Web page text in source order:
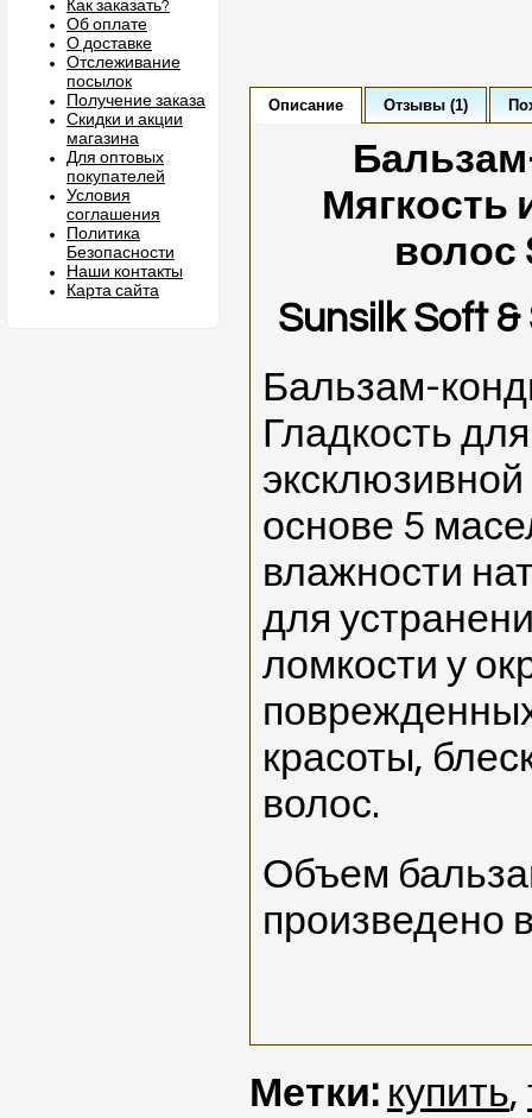
Как заказать?
Об оплате
О доставке
Отслеживание
посылок
Получение заказа
Скидки и акции
магазина
Для оптовых
покупателей
Условия
соглашения
Политика
Безопасности
Наши контакты
Карта сайта
Описание Отзывы (1)
Мягкость
волос
Sunsilk Soft
Бальзам-
Гладкость
основе 5
влажности
для
ломкости у
красоты,
волос.
Объем
произведено
Метки: купить,